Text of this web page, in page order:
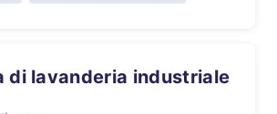
di lavanderia industriale